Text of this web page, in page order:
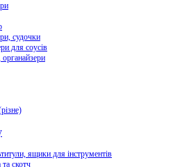
судочки
для соусів
ящики для інструментів
та скотч